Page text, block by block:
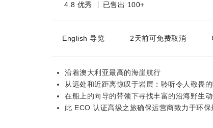
4.8 优秀 已售出 100+
English 导览 2天前可免费取消
沿着澳大利亚最高的海崖航行
从远处和近距离惊叹于岩层：聆听令人敬畏
在船上的向导的带领下寻找丰富的沿海野生
此 ECO 认证高级之旅确保运营商致力于环保